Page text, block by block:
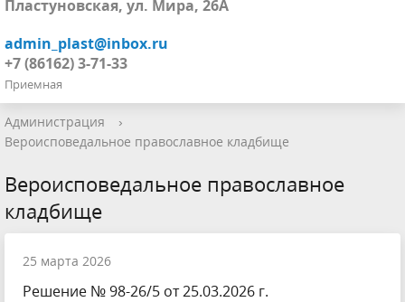
Пластуновская, ул. Мира, 26А
admin_plast@inbox.ru
+7 (86162) 3-71-33
Приемная
Администрация
›
Вероисповедальное православное кладбище
Вероисповедальное православное
кладбище
25 марта 2026
Решение № 98-26/5 от 25.03.2026 г.